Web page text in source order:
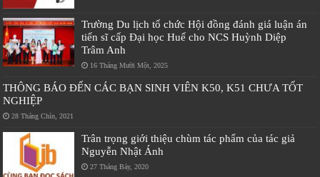
Trường Du lịch tổ chức Hội đồng đánh giá luận án
tiến sĩ cấp Đại học Huế cho NCS Huỳnh Diệp
Trâm Anh
16 Tháng Mười Một, 2025
THÔNG BÁO ĐẾN CÁC BẠN SINH VIÊN K50, K51 CHƯA TỐT
NGHIỆP
28 Tháng Chín, 2021
Trân trọng giới thiệu chùm tác phẩm của tác giả
Nguyễn Nhật Ánh
27 Tháng Bảy, 2020